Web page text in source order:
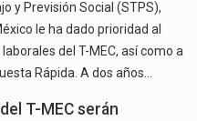
y Previsión Social (STPS),
le ha dado prioridad al
del T-MEC, así como a
Rápida. A dos años…
T-MEC serán